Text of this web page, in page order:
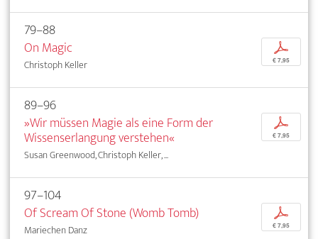
79–88
On Magic
Christoph Keller
p
€ 7,95
89–96
»Wir müssen Magie als eine Form der
Wissenserlangung verstehen«
Susan Greenwood, Christoph Keller, ...
p
€ 7,95
97–104
Of Scream Of Stone (Womb Tomb)
Mariechen Danz
p
€ 7,95